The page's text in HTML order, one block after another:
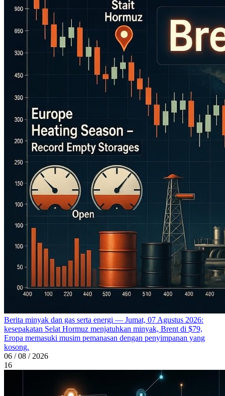
Berita minyak dan gas serta energi — Jumat, 07 Agustus 2026:
kesepakatan Selat Hormuz menjatuhkan minyak, Brent di $79,
Eropa memasuki musim pemanasan dengan penyimpanan yang
kosong.
06 / 08 / 2026
16